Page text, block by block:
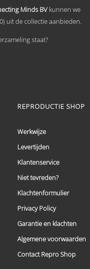
Minds BV kunnen we
uit de collectie aanbieden.
staat?
REPRODUCTIE SHOP
Werkwijze
Levertijden
Klantenservice
Niet tevreden?
Klachtenformulier
Privacy Policy
Garantie en klachten
Algemene voorwaarden
Contact Repro Shop